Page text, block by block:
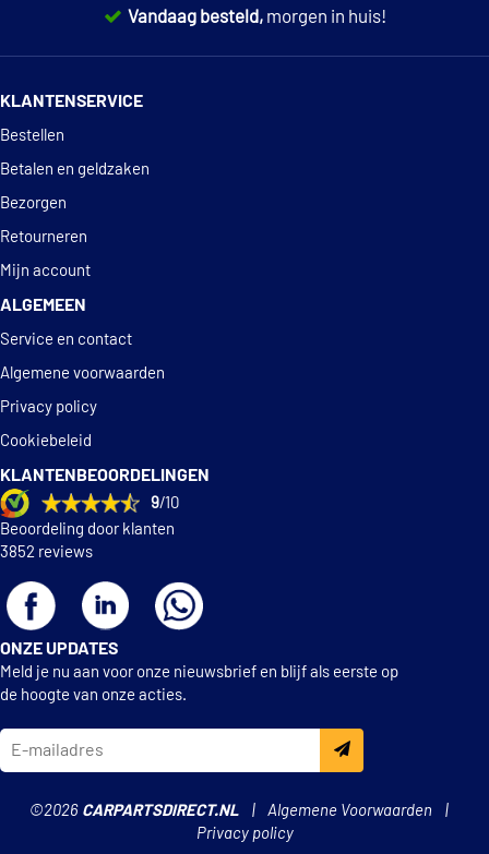
PRODUCT EN PRIJS
RETOURNEREN
STATIEGELD
SERVICE EN CONTACT
Vandaag besteld, morgen in huis!
KLANTENSERVICE
Bestellen
Betalen en geldzaken
Bezorgen
Retourneren
Mijn account
ALGEMEEN
Service en contact
Algemene voorwaarden
Privacy policy
Cookiebeleid
KLANTENBEOORDELINGEN
9/10
Beoordeling door klanten
3852 reviews
ONZE UPDATES
Meld je nu aan voor onze nieuwsbrief en blijf als eerste op
de hoogte van onze acties.
©2026 CARPARTSDIRECT.NL
Algemene Voorwaarden
Privacy policy